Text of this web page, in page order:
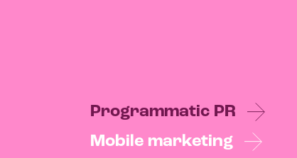
Programmatic PR
Mobile marketing